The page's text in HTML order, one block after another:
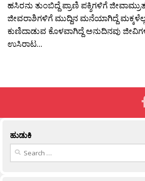
ಹಸಿರನು ತುಂಬಿದ್ದೆ ಪ್ರಾಣಿ ಪಕ್ಶಿಗಳಿಗೆ
ಜೀವರಾಶಿಗಳಿಗೆ ಮುದ್ದಿನ ಮನೆಯಾಗಿದ್ದೆ
ಕುಣಿದಾಡುವ ಕೊಳವಾಗಿದ್ದೆ ಅನುದಿನವು
ಉಸಿರಾಟ...
ಹುಡುಕಿ
Search